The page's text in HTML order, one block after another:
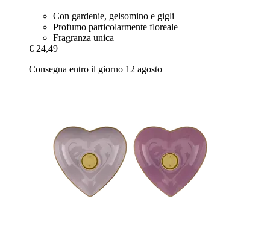
Con gardenie, gelsomino e gigli
Profumo particolarmente floreale
Fragranza unica
€ 24,49
Consegna entro il giorno 12 agosto